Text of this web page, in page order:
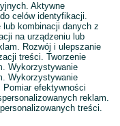
Aktywne
celów identyfikacji.
kombinacji danych z
na urządzeniu lub
Rozwój i ulepszanie
treści. Tworzenie
Wykorzystywanie
Wykorzystywanie
efektywności
reklam.
treści.